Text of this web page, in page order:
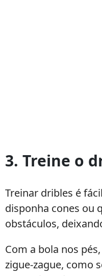
3. Treine o
Treinar dribles é
disponha cones ou
obstáculos,
Com a bola nos
zigue-zague, como